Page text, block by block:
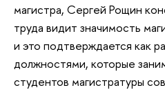
магистра, Сергей Рощин
труда видит значимость
и это подтверждается как
должностями, которые
студентов магистратуры